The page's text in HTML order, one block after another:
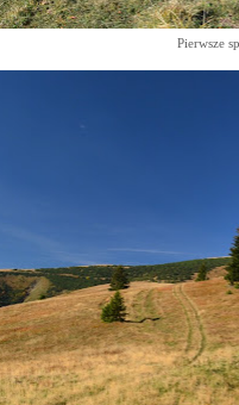
Pierwsze